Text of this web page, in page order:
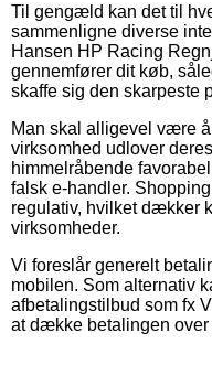
Til gengæld kan det til
sammenligne diverse
Hansen HP Racing
gennemfører dit køb,
skaffe sig den skarpeste
Man skal alligevel være
virksomhed udlover
himmelråbende
falsk e-handler.
regulativ, hvilket dækker
virksomheder.
Vi foreslår generelt
mobilen. Som alternativ
afbetalingstilbud som fx
at dække betalingen over